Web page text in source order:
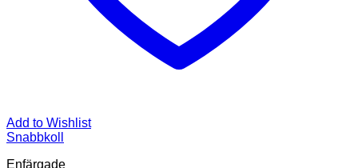
Add to Wishlist
Snabbkoll
Enfärgade